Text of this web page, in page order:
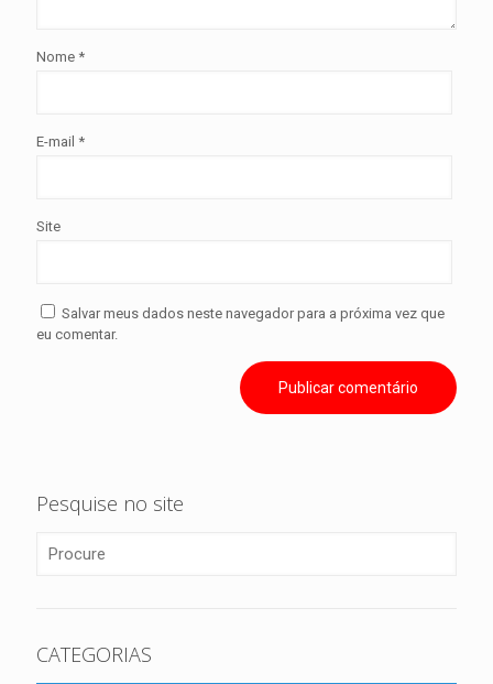
Nome *
E-mail *
Site
Salvar meus dados neste navegador para a próxima vez que
eu comentar.
Pesquise no site
CATEGORIAS